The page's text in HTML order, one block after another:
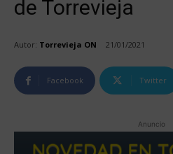
de Torrevieja
Autor: Torrevieja ON 21/01/2021
Facebook Twitter
Anuncio